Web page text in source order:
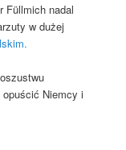
Füllmich nadal
w dużej
opuścić Niemcy i